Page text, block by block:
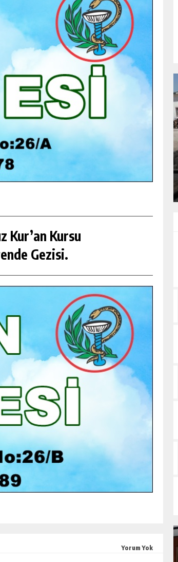
Kur’an Kursu
Gezisi.
Yorum Yok
HAFIZLIK KIZ KUR’AN KURSU
DARENDE GEZISI.